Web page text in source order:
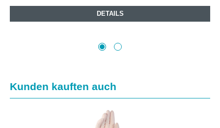
DETAILS
Produktgalerie überspringen
Kunden kauften auch